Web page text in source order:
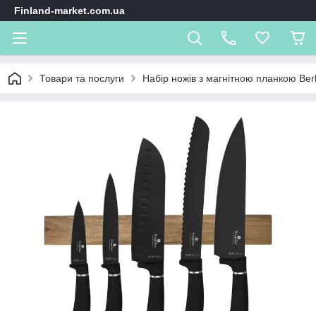
Finland-market.com.ua
Товари та послуги Набір ножів з магнітною планкою